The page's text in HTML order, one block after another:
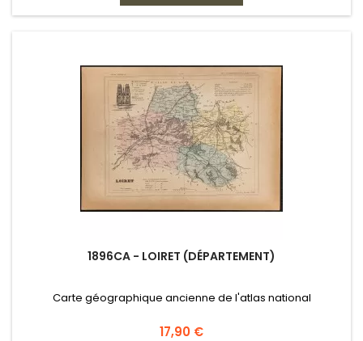
1896CA - LOIRET (DÉPARTEMENT)
Carte géographique ancienne de l'atlas national
Prix
17,90 €